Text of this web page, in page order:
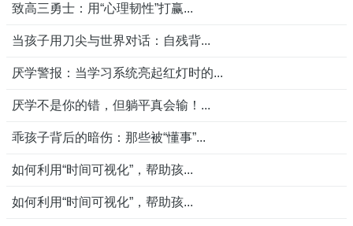
致高三勇士：用“心理韧性”打赢...
当孩子用刀尖与世界对话：自残背...
厌学警报：当学习系统亮起红灯时的...
厌学不是你的错，但躺平真会输！...
乖孩子背后的暗伤：那些被“懂事”...
如何利用“时间可视化”，帮助孩...
如何利用“时间可视化”，帮助孩...